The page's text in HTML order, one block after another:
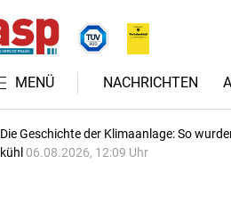
MENÜ NACHRICHTEN
Die Geschichte der Klimaanlage: So
kühl 06.08.2026, 12:09 Uhr